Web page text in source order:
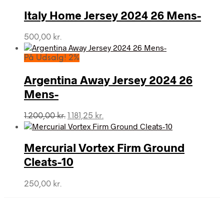
Italy Home Jersey 2024 26 Mens-
500,00 kr.
På Udsalg! 2%
Argentina Away Jersey 2024 26
Mens-
1.200,00kr. Den
oprindelige
var:
1.200,00 kr..
1.181,25 kr.
aktuelle
er:
1.181,25 kr..
Mercurial Vortex Firm Ground
Cleats-10
250,00 kr.